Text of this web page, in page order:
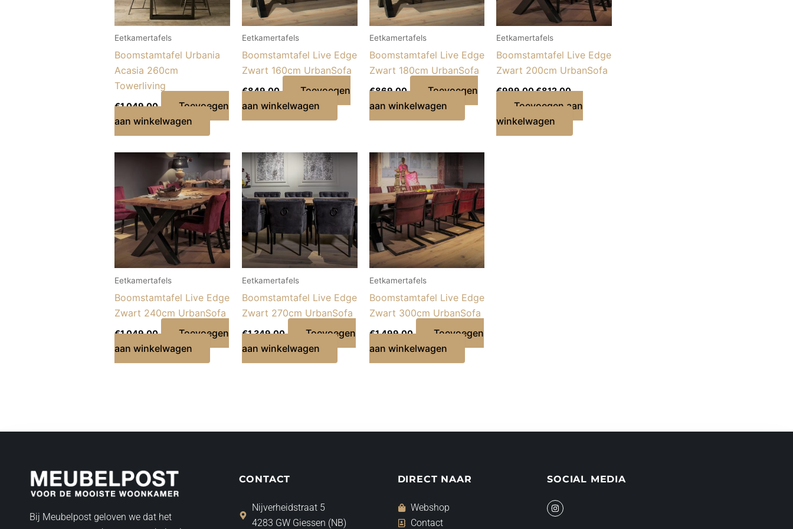
Eetkamertafels
Boomstamtafel Urbania
Acasia 260cm
Towerliving
€1.049,00
Toevoegen
aan winkelwagen
Eetkamertafels
Boomstamtafel Live Edge
Zwart 160cm UrbanSofa
€849,00
Toevoegen
aan winkelwagen
Eetkamertafels
Boomstamtafel Live Edge
Zwart 180cm UrbanSofa
€869,00
Toevoegen
aan winkelwagen
Eetkamertafels
Boomstamtafel Live Edge
Zwart 200cm UrbanSofa
€999,00€812,00
Toevoegen aan
winkelwagen
Eetkamertafels
Boomstamtafel Live Edge
Zwart 240cm UrbanSofa
€1.049,00
Toevoegen
aan winkelwagen
Eetkamertafels
Boomstamtafel Live Edge
Zwart 270cm UrbanSofa
€1.349,00
Toevoegen
aan winkelwagen
Eetkamertafels
Boomstamtafel Live Edge
Zwart 300cm UrbanSofa
€1.499,00
Toevoegen
aan winkelwagen
Bij Meubelpost geloven we dat het
CONTACT
Nijverheidstraat 5
4283 GW Giessen (NB)
DIRECT NAAR
Webshop
Contact
SOCIAL MEDIA
I
n
s